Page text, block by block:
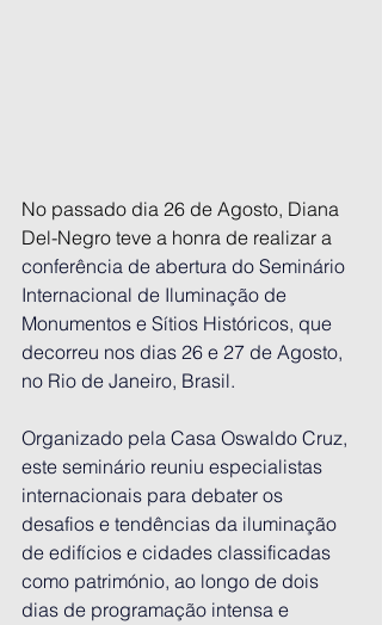
No passado dia 26 de Agosto, Diana
Del-Negro teve a honra de realizar a
conferência de abertura do Seminário
Internacional de Iluminação de
Monumentos e Sítios Históricos, que
decorreu nos dias 26 e 27 de Agosto,
no Rio de Janeiro, Brasil.
Organizado pela Casa Oswaldo Cruz,
este seminário reuniu especialistas
internacionais para debater os
desafios e tendências da iluminação
de edifícios e cidades classificadas
como património, ao longo de dois
dias de programação intensa e